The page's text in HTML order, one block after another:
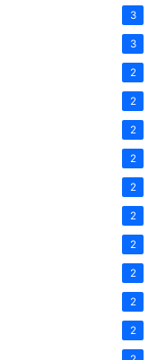
3
3
2
2
2
2
2
2
2
2
2
2